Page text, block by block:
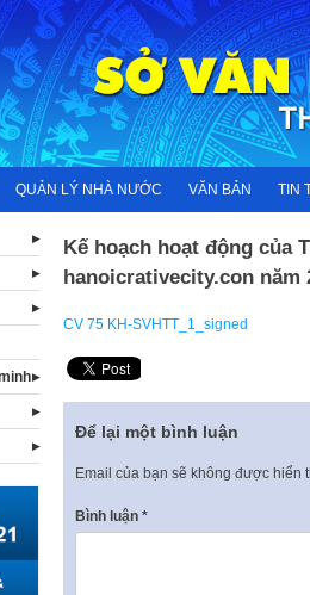
QUẢN LÝ NHÀ NƯỚC VĂN BẢN TIN
Kế hoạch hoạt động của
hanoicrativecity.con năm
CV 75 KH-SVHTT_1_signed
Để lại một bình luận
Email của bạn sẽ không được hiển
Bình luận *